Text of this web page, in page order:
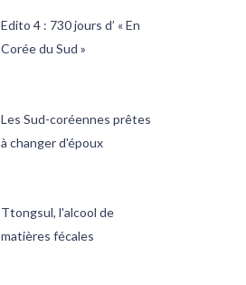
Edito 4 : 730 jours d’ « En
Corée du Sud »
Les Sud-coréennes prêtes
à changer d'époux
Ttongsul, l'alcool de
matières fécales